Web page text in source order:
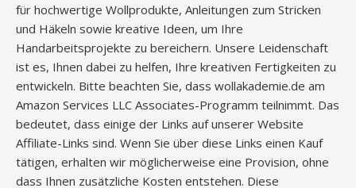
für hochwertige Wollprodukte, Anleitungen zum Stricken
und Häkeln sowie kreative Ideen, um Ihre
Handarbeitsprojekte zu bereichern. Unsere Leidenschaft
ist es, Ihnen dabei zu helfen, Ihre kreativen Fertigkeiten zu
entwickeln. Bitte beachten Sie, dass wollakademie.de am
Amazon Services LLC Associates-Programm teilnimmt. Das
bedeutet, dass einige der Links auf unserer Website
Affiliate-Links sind. Wenn Sie über diese Links einen Kauf
tätigen, erhalten wir möglicherweise eine Provision, ohne
dass Ihnen zusätzliche Kosten entstehen. Diese